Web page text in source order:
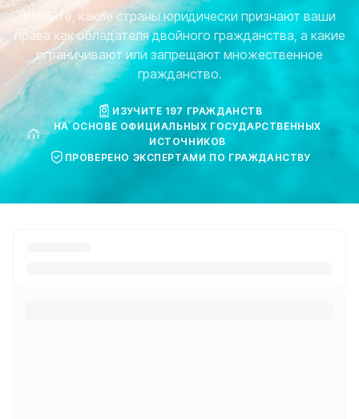
Узнайте, какие страны юридически признают ваши
права как обладателя двойного гражданства, а какие
ограничивают или запрещают множественное
гражданство.
ИЗУЧИТЕ 197 ГРАЖДАНСТВ
НА ОСНОВЕ ОФИЦИАЛЬНЫХ ГОСУДАРСТВЕННЫХ
ИСТОЧНИКОВ
ПРОВЕРЕНО ЭКСПЕРТАМИ ПО ГРАЖДАНСТВУ